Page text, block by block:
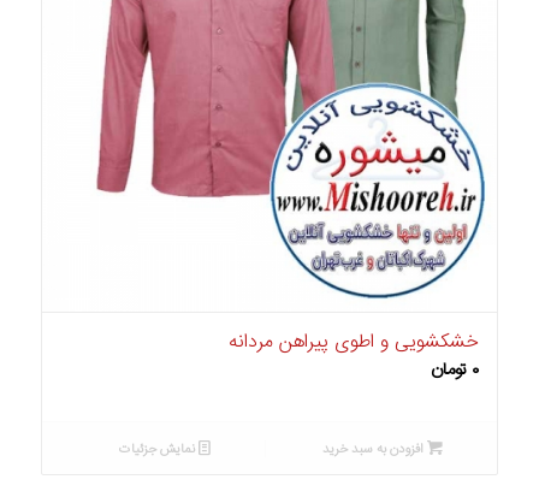
خشکشویی و اطوی پیراهن مردانه
۰ تومان
افزودن به سبد خرید نمایش جزئیات